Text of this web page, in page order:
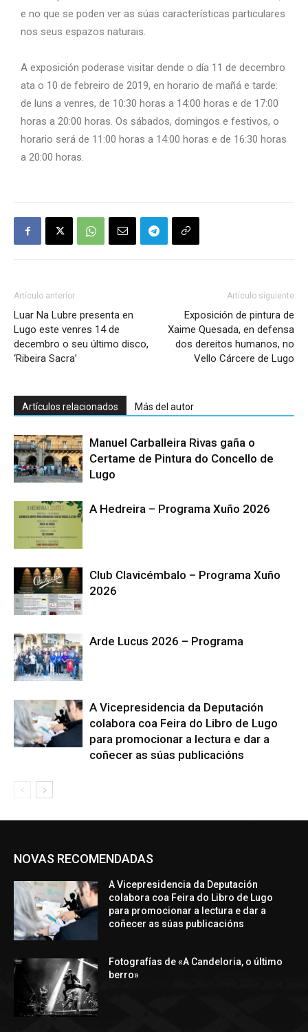
e no que se poden ver as súas características particulares
nos seus espazos naturais.
A exposición poderase visitar dende o día 11 de decembro
ata o 10 de febreiro de 2019, en horario de mañá e tarde:
de luns a venres, de 10:30 horas a 14:00 horas e de 17:00
horas a 20:00 horas. Os sábados, domingos e festivos, o
horario será de 11:00 horas a 14:00 horas e de 16:30 horas
a 20:00 horas.
Artículo anterior
Luar Na Lubre presenta en
Lugo este venres 14 de
decembro o seu último disco,
‘Ribeira Sacra’
Artículo siguiente
Exposición de pintura de
Xaime Quesada, en defensa
dos dereitos humanos, no
Vello Cárcere de Lugo
Artículos relacionados Más del autor
Manuel Carballeira Rivas gaña o
Certame de Pintura do Concello de
Lugo
A Hedreira – Programa Xuño 2026
Club Clavicémbalo – Programa Xuño
2026
Arde Lucus 2026 – Programa
A Vicepresidencia da Deputación
colabora coa Feira do Libro de Lugo
para promocionar a lectura e dar a
coñecer as súas publicacións
NOVAS RECOMENDADAS
A Vicepresidencia da Deputación
colabora coa Feira do Libro de Lugo
para promocionar a lectura e dar a
coñecer as súas publicacións
Fotografías de «A Candeloria, o último
berro»